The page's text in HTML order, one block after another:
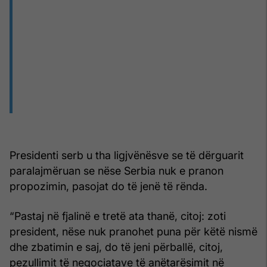
Presidenti serb u tha ligjvënësve se të dërguarit
paralajmëruan se nëse Serbia nuk e pranon
propozimin, pasojat do të jenë të rënda.
“Pastaj në fjalinë e tretë ata thanë, citoj: zoti
president, nëse nuk pranohet puna për këtë nismë
dhe zbatimin e saj, do të jeni përballë, citoj,
pezullimit të negociatave të anëtarësimit në